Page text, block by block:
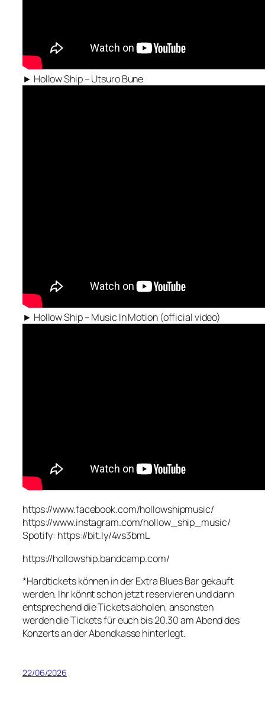
► Hollow Ship – Utsuro Bune
► Hollow Ship – Music In Motion (official video)
https://www.facebook.com/hollowshipmusic/
https://www.instagram.com/hollow_ship_music/
Spotify: https://bit.ly/4vs3bmL
https://hollowship.bandcamp.com/
*Hardtickets können in der Extra Blues Bar gekauft
werden. Ihr könnt schon jetzt reservieren und dann
entsprechend die Tickets abholen, ansonsten
werden die Tickets für euch bis 20.30 am Abend des
Konzerts an der Abendkasse hinterlegt.
22/06/2026